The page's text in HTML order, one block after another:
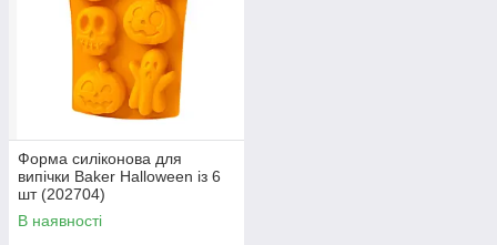
Форма силіконова для
випічки Baker Halloween із 6
шт (202704)
В наявності